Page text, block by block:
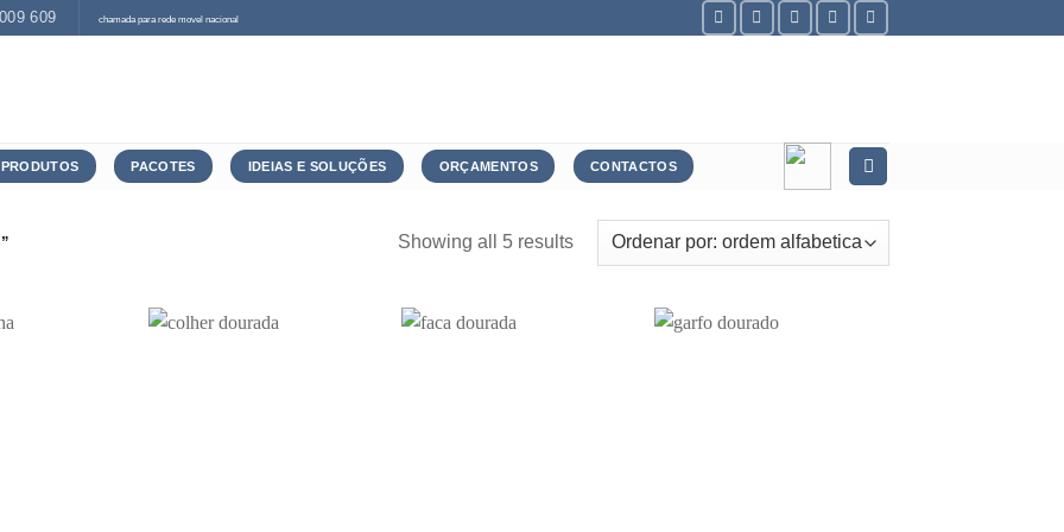
609 chamada para rede movel nacional
PRODUTOS PACOTES IDEIAS E SOLUÇÕES ORÇAMENTOS CONTACTOS
Showing all 5 results